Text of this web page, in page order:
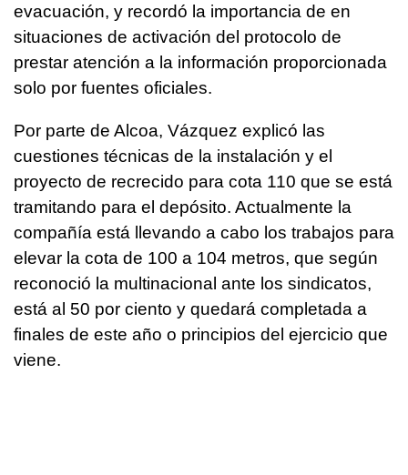
evacuación, y recordó la importancia de en
situaciones de activación del protocolo de
prestar atención a la información proporcionada
solo por fuentes oficiales.
Por parte de Alcoa, Vázquez explicó las
cuestiones técnicas de la instalación y el
proyecto de recrecido para cota 110 que se está
tramitando para el depósito. Actualmente la
compañía está llevando a cabo los trabajos para
elevar la cota de 100 a 104 metros, que según
reconoció la multinacional ante los sindicatos,
está al 50 por ciento y quedará completada a
finales de este año o principios del ejercicio que
viene.